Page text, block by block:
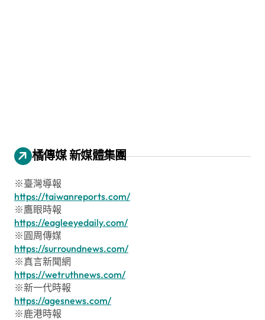
橘傳媒 新媒體集團
※臺灣導報
https://taiwanreports.com/
※鷹眼時報
https://eagleeyedaily.com/
※圓周傳媒
https://surroundnews.com/
※真言新聞網
https://wetruthnews.com/
※新一代時報
https://agesnews.com/
※鹿港時報